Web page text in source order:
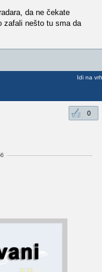
da ne čekate
zafali nešto tu sma da
Idi na vrh
0